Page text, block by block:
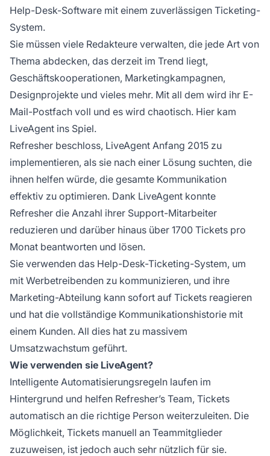
Help-Desk-Software mit einem zuverlässigen Ticketing-
System.
Sie müssen viele Redakteure verwalten, die jede Art von
Thema abdecken, das derzeit im Trend liegt,
Geschäftskooperationen, Marketingkampagnen,
Designprojekte und vieles mehr. Mit all dem wird ihr E-
Mail-Postfach voll und es wird chaotisch. Hier kam
LiveAgent ins Spiel.
Refresher beschloss, LiveAgent Anfang 2015 zu
implementieren, als sie nach einer Lösung suchten, die
ihnen helfen würde, die gesamte Kommunikation
effektiv zu optimieren. Dank LiveAgent konnte
Refresher die Anzahl ihrer Support-Mitarbeiter
reduzieren und darüber hinaus über 1700 Tickets pro
Monat beantworten und lösen.
Sie verwenden das Help-Desk-Ticketing-System, um
mit Werbetreibenden zu kommunizieren, und ihre
Marketing-Abteilung kann sofort auf Tickets reagieren
und hat die vollständige Kommunikationshistorie mit
einem Kunden. All dies hat zu massivem
Umsatzwachstum geführt.
Wie verwenden sie LiveAgent?
Intelligente Automatisierungsregeln laufen im
Hintergrund und helfen Refresher’s Team, Tickets
automatisch an die richtige Person weiterzuleiten. Die
Möglichkeit, Tickets manuell an Teammitglieder
zuzuweisen, ist jedoch auch sehr nützlich für sie.